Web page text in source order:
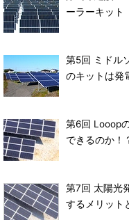
ーラーキット
第5回 ミドル
のキットは発
第6回 Looop
できるのか！
第7回 太陽光
するメリット